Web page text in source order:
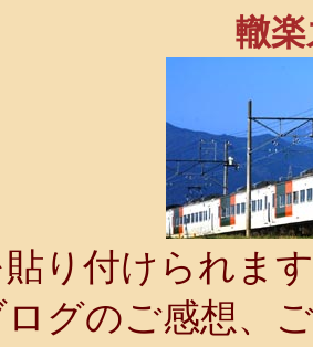
轍
貼り付けられま
ログのご感想、